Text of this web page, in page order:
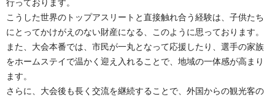
行っております。
こうした世界のトップアスリートと直接触れ合う経験は、子供たち
にとってかけがえのない財産になる、このように思っております。
また、大会本番では、市民が一丸となって応援したり、選手の家族
をホームステイで温かく迎え入れることで、地域の一体感が高まり
ます。
さらに、大会後も長く交流を継続することで、外国からの観光客の